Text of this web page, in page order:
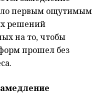
первым ощутимым
решений
на то, чтобы
прошел без